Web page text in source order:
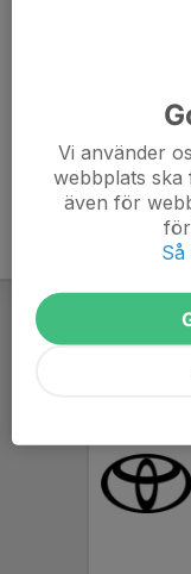
- Tillräckligt
Vi använder
webbplats ska
även för